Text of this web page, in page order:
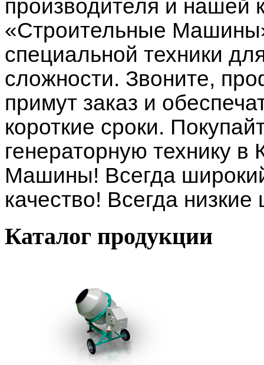
производителя и нашей
«Строительные
специальной техники
сложности. Звоните,
примут заказ и
короткие сроки.
генераторную технику
Машины! Всегда
качество! Всегда
Каталог продукции